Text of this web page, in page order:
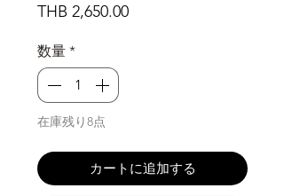
THB 2,650.00価
数量 *
在庫残り8点
カートに追加する